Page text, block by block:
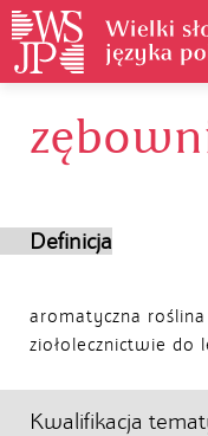
Definicja
aromatyczna
ziołolecznictwie do
Kwalifikacja